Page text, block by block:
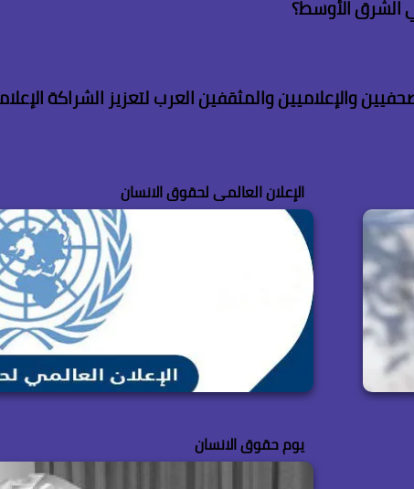
الشرق الأوسط؟
والإعلاميين والمثقفين العرب لتعزيز الشراكة
الإعلان العالمى لحقوق الانسان
يوم حقوق الانسان